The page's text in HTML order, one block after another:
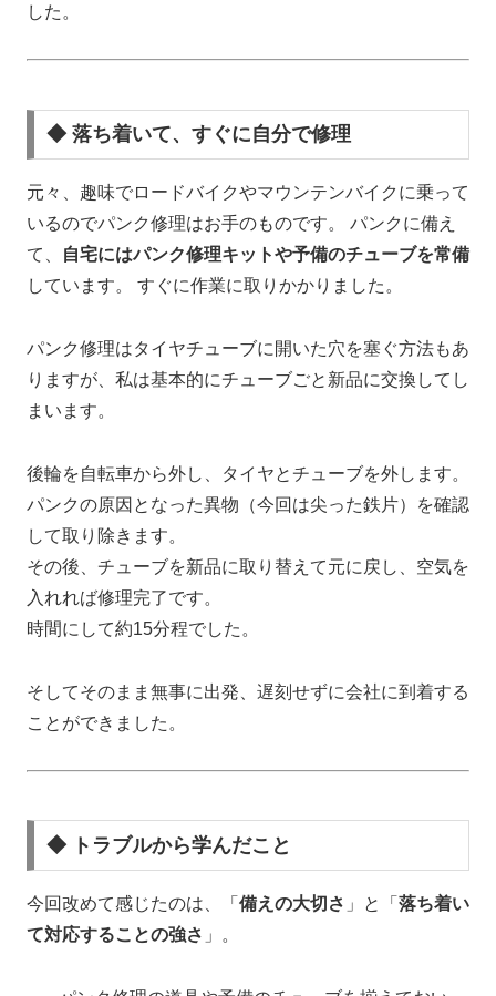
した。
◆ 落ち着いて、すぐに自分で修理
元々、趣味でロードバイクやマウンテンバイクに乗って
いるのでパンク修理はお手のものです。 パンクに備え
て、
自宅にはパンク修理キットや予備のチューブを常備
しています。 すぐに作業に取りかかりました。
パンク修理はタイヤチューブに開いた穴を塞ぐ方法もあ
りますが、私は基本的にチューブごと新品に交換してし
まいます。
後輪を自転車から外し、タイヤとチューブを外します。
パンクの原因となった異物（今回は尖った鉄片）を確認
して取り除きます。
その後、チューブを新品に取り替えて元に戻し、空気を
入れれば修理完了です。
時間にして約15分程でした。
そしてそのまま無事に出発、遅刻せずに会社に到着する
ことができました。
◆ トラブルから学んだこと
今回改めて感じたのは、「 備えの大切さ 」と「 落ち着い
て対応することの強さ 」。